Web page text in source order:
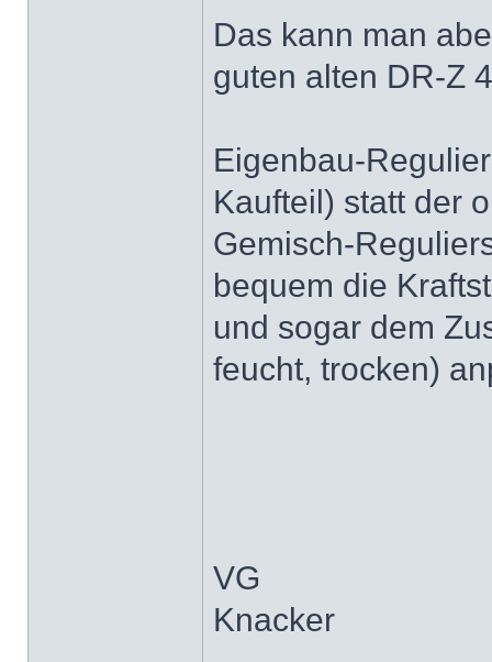
Das kann man
guten alten DR-Z
Eigenbau-
Kaufteil) statt der
Gemisch-
bequem die
und sogar dem
feucht, trocken)
VG
Knacker